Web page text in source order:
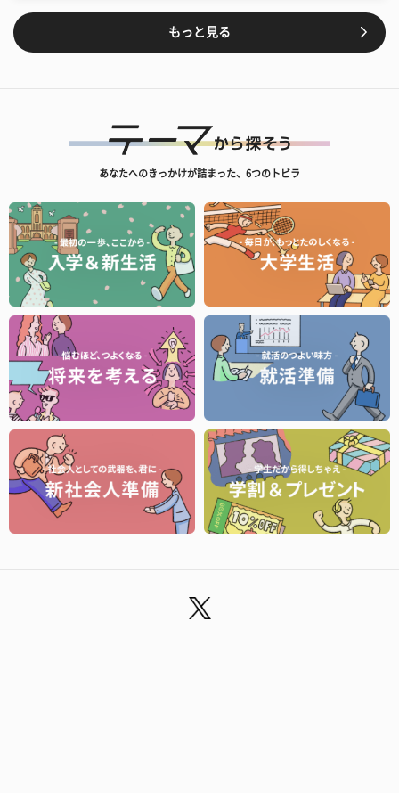
もっと見る
あなたへのきっかけが詰まった、6つのトビラ